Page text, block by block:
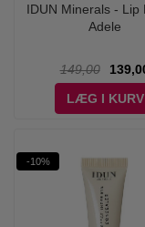
IDUN Minerals - Lip
Adele
149,00
LÆG I KURV
-10%